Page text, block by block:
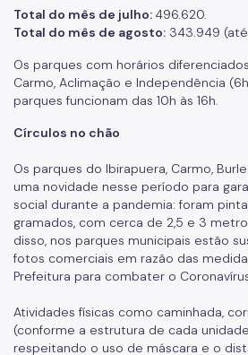
Total do mês de julho: 496.620.
Total do mês de agosto: 343.949
Os parques com horários
Carmo, Aclimação e Independência
parques funcionam das 10h às 16h.
Círculos no chão
Os parques do Ibirapuera, Carmo,
uma novidade nesse período para
social durante a pandemia: foram
gramados, com cerca de 2,5 e 3
disso, nos parques municipais estão
fotos comerciais em razão das
Prefeitura para combater o
Atividades físicas como caminhada,
(conforme a estrutura de cada
respeitando o uso de máscara e o